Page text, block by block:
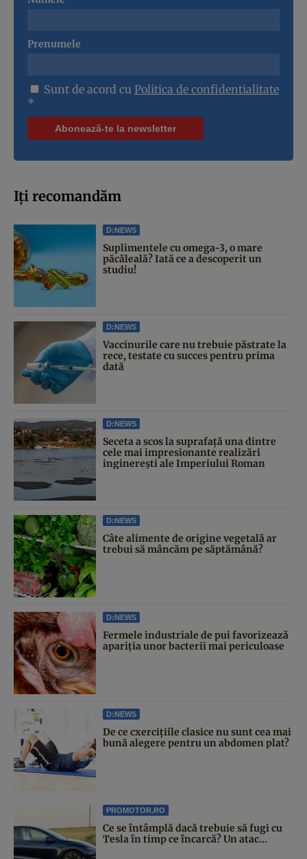
Prenumele
Sunt de acord cu Politica de confidentialitate
*
Iți recomandăm
D:NEWS
Suplimentele cu omega-3, o mare
păcăleală? Iată ce a descoperit un
studiu!
D:NEWS
Vaccinurile care nu trebuie păstrate la
rece, testate cu succes pentru prima
dată
D:NEWS
Seceta a scos la suprafață una dintre
cele mai impresionante realizări
inginerești ale Imperiului Roman
D:NEWS
Câte alimente de origine vegetală ar
trebui să mâncăm pe săptămână?
D:NEWS
Fermele industriale de pui favorizează
apariția unor bacterii mai periculoase
D:NEWS
De ce cxercițiile clasice nu sunt cea mai
bună alegere pentru un abdomen plat?
PROMOTOR.RO
Ce se întâmplă dacă trebuie să fugi cu
Tesla în timp ce încarcă? Un atac...